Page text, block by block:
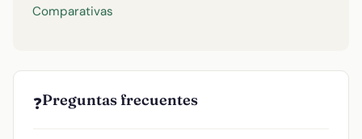
Comparativas
❓Preguntas frecuentes